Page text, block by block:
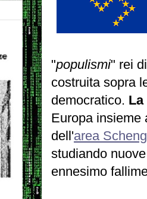
"populismi" rei
costruita sopra
democratico.
Europa insieme
dell'area
studiando
ennesimo